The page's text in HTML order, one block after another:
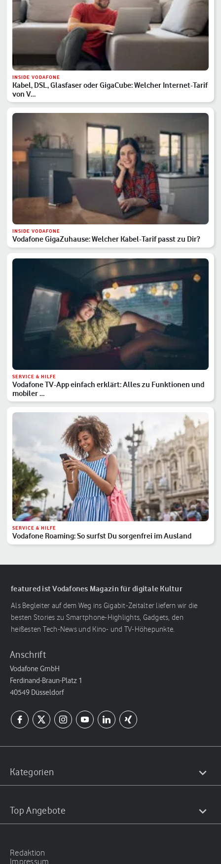
INSIDE VODAFONE
Kabel, DSL, Glasfaser oder GigaCube: Welcher Internet-Tarif
von V…
INSIDE VODAFONE
Vodafone GigaZuhause: Welcher Kabel-Tarif passt zu Dir?
SERVICE & HILFE
Vodafone TV-App einfach erklärt: Alles zu Funktionen und
mobiler …
SERVICE & HILFE
Vodafone Roaming: So surfst Du sorgenfrei im Ausland
featured ist Vodafones Magazin für digitale Kultur
Als Begleiter auf dem Weg ins Gigabit-Zeitalter liefern wir die
besten Stories zu Smartphone-Highlights, Gadgets, den
heißesten Tech-News und Kino- und TV-Höhepunkte.
Anschrift
Vodafone GmbH
Ferdinand-Braun-Platz 1
40549 Düsseldorf
Kategorien
Top Angebote
Redaktion
Impressum